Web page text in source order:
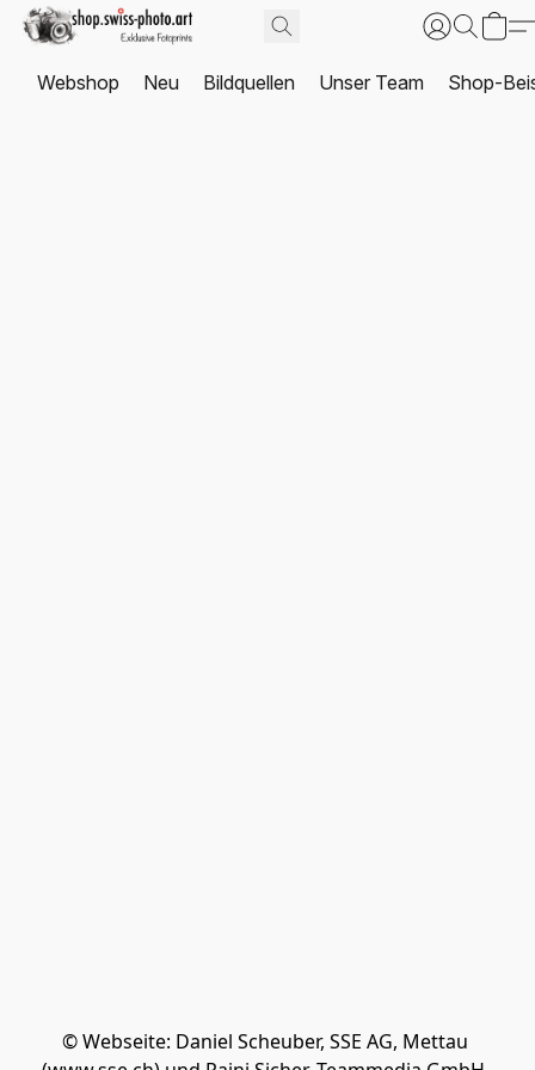
Webshop Neu Bildquellen Unser Team Shop-
© Webseite: Daniel Scheuber, SSE AG, Mettau